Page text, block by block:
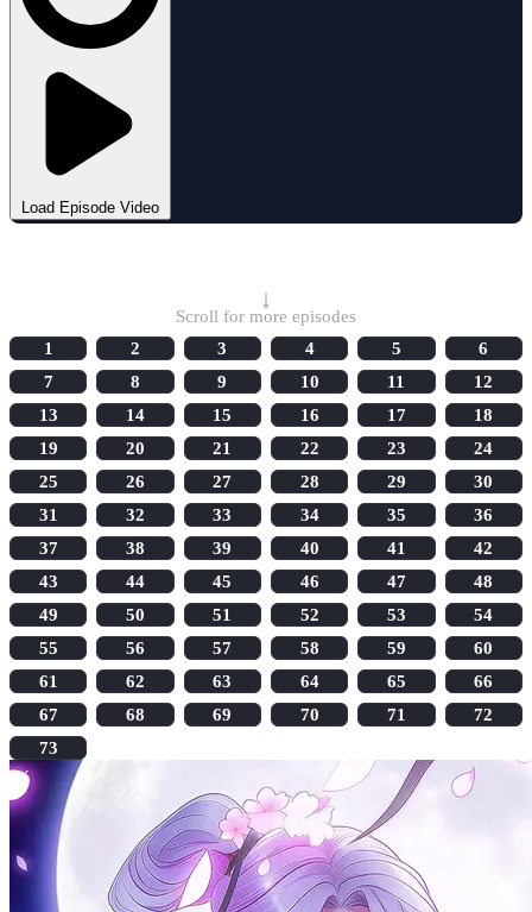
Load Episode Video
↓
Scroll for more episodes
1
2 3 4 5
6
7
8 9 10 11
12
13
14 15 16 17
18
19
20 21 22 23
24
25
26 27 28 29
30
31
32 33 34 35
36
37
38 39 40 41
42
43
44 45 46 47
48
49
50 51 52 53
54
55
56 57 58 59
60
61
62 63 64 65
66
67
68 69 70 71
72
73